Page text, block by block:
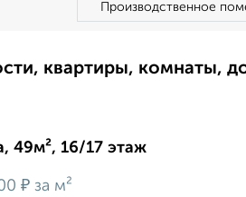
Производственное
квартиры, комнаты,
49м², 16/17 этаж
₽ за м²